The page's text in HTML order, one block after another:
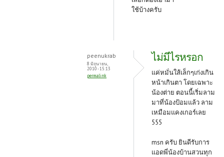
ใช้บ้างครับ
peenukrab
8 มิถุนายน,
2010 - 15:13
permalink
ไม่มีไรหรอก
แค่หมั่นใส้เล็กๆเก่งเกิน
หน้าเกินตา โดยเฉพาะ
น้องต่าย ตอนนี้เริ่มลาม
มาที่น้องป้อมแล้ว ลาม
เหมือมแคงเกอร์เลย
555
msn ครับ ยินดีรับการ
แอดพี่น้องบ้านสวนทุก